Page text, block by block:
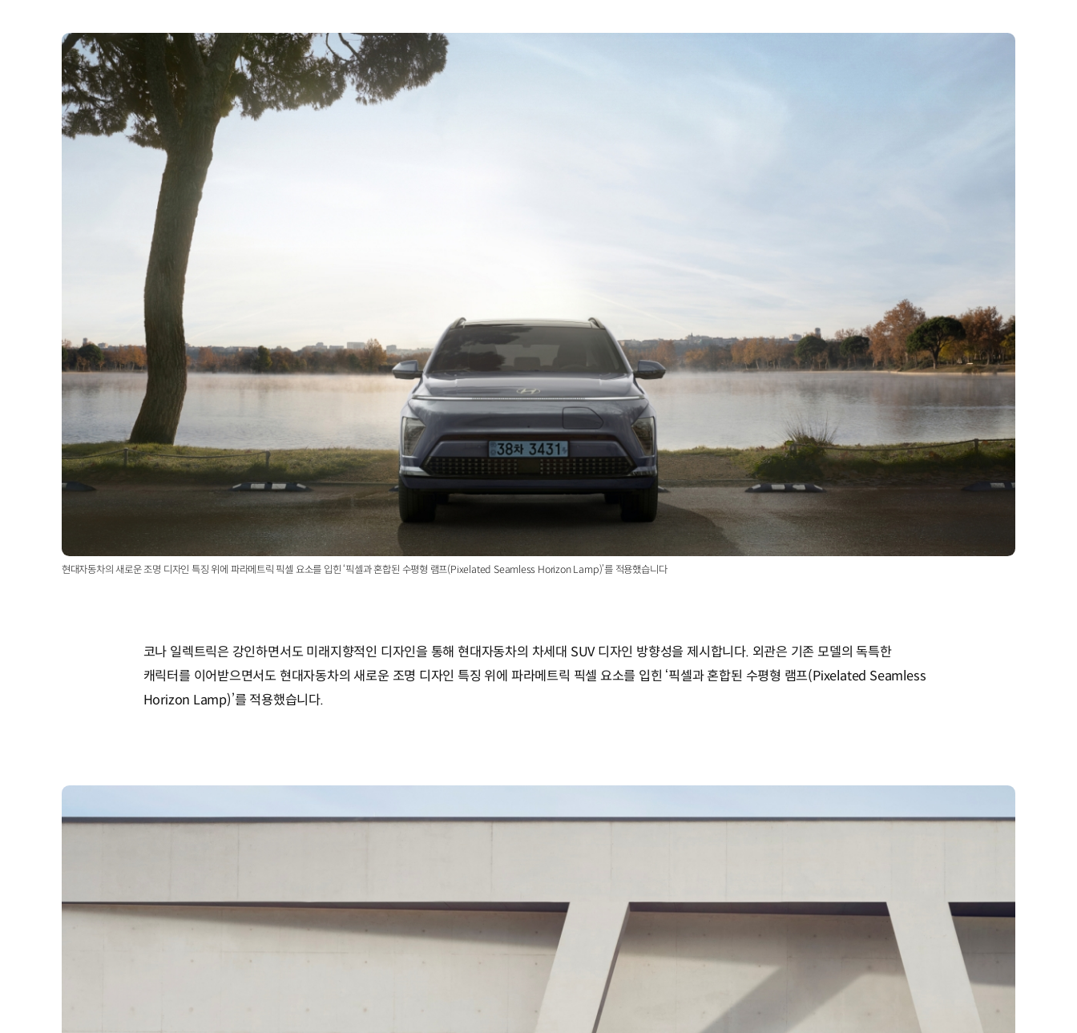
현대자동차의 새로운 조명 디자인 특징 위에 파라메트릭 픽셀 요소를 입힌 ‘픽셀과 혼합된 수평형 램프(Pixelated Seamless Horizon Lamp)’를 적용했습니다
코나 일렉트릭은 강인하면서도 미래지향적인 디자인을 통해 현대자동차의 차세대 SUV 디자인 방향성을 제시합니다. 외관은 기존 모델의 독특한
캐릭터를 이어받으면서도 현대자동차의 새로운 조명 디자인 특징 위에 파라메트릭 픽셀 요소를 입힌 ‘픽셀과 혼합된 수평형 램프(Pixelated Seamless
Horizon Lamp)’를 적용했습니다.